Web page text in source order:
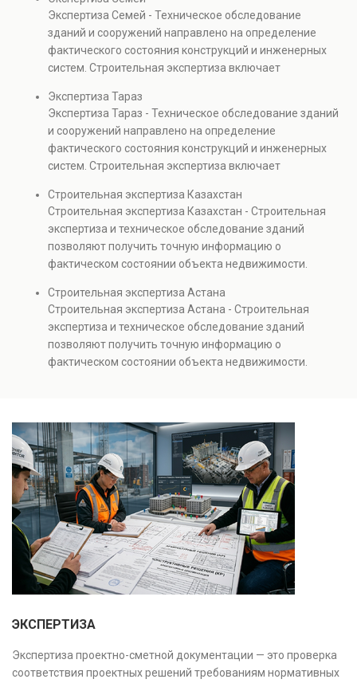
прочности элементов и оценку эксплуатационной
безопасности. Услуга востребована при покупке
недвижимости, капитальном ремонте и реконструкции
объектов, а также при судебных разбирательствах и
технических проверках.
Экспертиза Семей - Техническое обследование
зданий и сооружений направлено на определение
фактического состояния конструкций и инженерных
систем. Строительная экспертиза включает
элементов и оценку эксплуатационной безопасности.
Услуга востребована при покупке недвижимости,
капитальном ремонте и реконструкции объектов, а
также при судебных разбирательствах и технических
проверках.
Экспертиза Тараз
Экспертиза Тараз - Техническое обследование зданий
и сооружений направлено на определение
фактического состояния конструкций и инженерных
систем. Строительная экспертиза включает
элементов и оценку эксплуатационной безопасности.
Услуга востребована при покупке недвижимости,
капитальном ремонте и реконструкции объектов, а
также при судебных разбирательствах и технических
проверках.
Строительная экспертиза Казахстан
Строительная экспертиза Казахстан - Строительная
экспертиза и техническое обследование зданий
позволяют получить точную информацию о
фактическом состоянии объекта недвижимости.
инженерных систем с выявлением скрытых дефектов
и нарушений. Услуга используется для проверки
качества строительства, подготовки к реконструкции,
оценки рисков и судебных разбирательств.
Результатом является официальное техническое
Строительная экспертиза Астана
Строительная экспертиза Астана - Строительная
экспертиза и техническое обследование зданий
позволяют получить точную информацию о
фактическом состоянии объекта недвижимости.
качества строительства, подготовки к реконструкции,
оценки рисков и судебных разбирательств.
Результатом является официальное техническое
заключение, имеющее юридическую силу.
ЭКСПЕРТИЗА
Экспертиза проектно-сметной документации — это проверка
соответствия проектных решений требованиям нормативных